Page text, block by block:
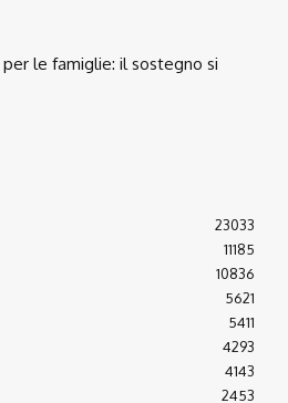
le famiglie: il sostegno si
23033
11185
10836
5621
5411
4293
4143
2453